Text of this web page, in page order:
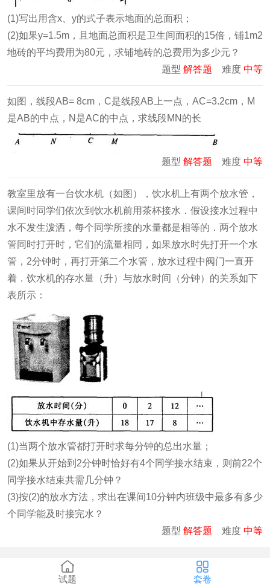
(1)写出用含x、y的式子表示地面的总面积；
(2)如果y=1.5m，且地面总面积是卫生间面积的15倍，铺1m2
地砖的平均费用为80元，求铺地砖的总费用为多少元？
题型 解答题 难度 中等
如图，线段AB= 8cm，C是线段AB上一点，AC=3.2cm，M
是AB的中点，N是AC的中点，求线段MN的长
题型 解答题 难度 中等
教室里放有一台饮水机（如图），饮水机上有两个放水管，
课间时同学们依次到饮水机前用茶杯接水．假设接水过程中
水不发生泼洒，每个同学所接的水量都是相等的．两个放水
管同时打开时，它们的流量相同，如果放水时先打开一个水
管，2分钟时，再打开第二个水管，放水过程中阀门一直开
着．饮水机的存水量（升）与放水时间（分钟）的关系如下
表所示：
(1)当两个放水管都打开时求每分钟的总出水量；
(2)如果从开始到2分钟时恰好有4个同学接水结束，则前22个
同学接水结束共需几分钟？
(3)按(2)的放水方法，求出在课间10分钟内班级中最多有多少
个同学能及时接完水？
题型 解答题 难度 中等
试题 套卷